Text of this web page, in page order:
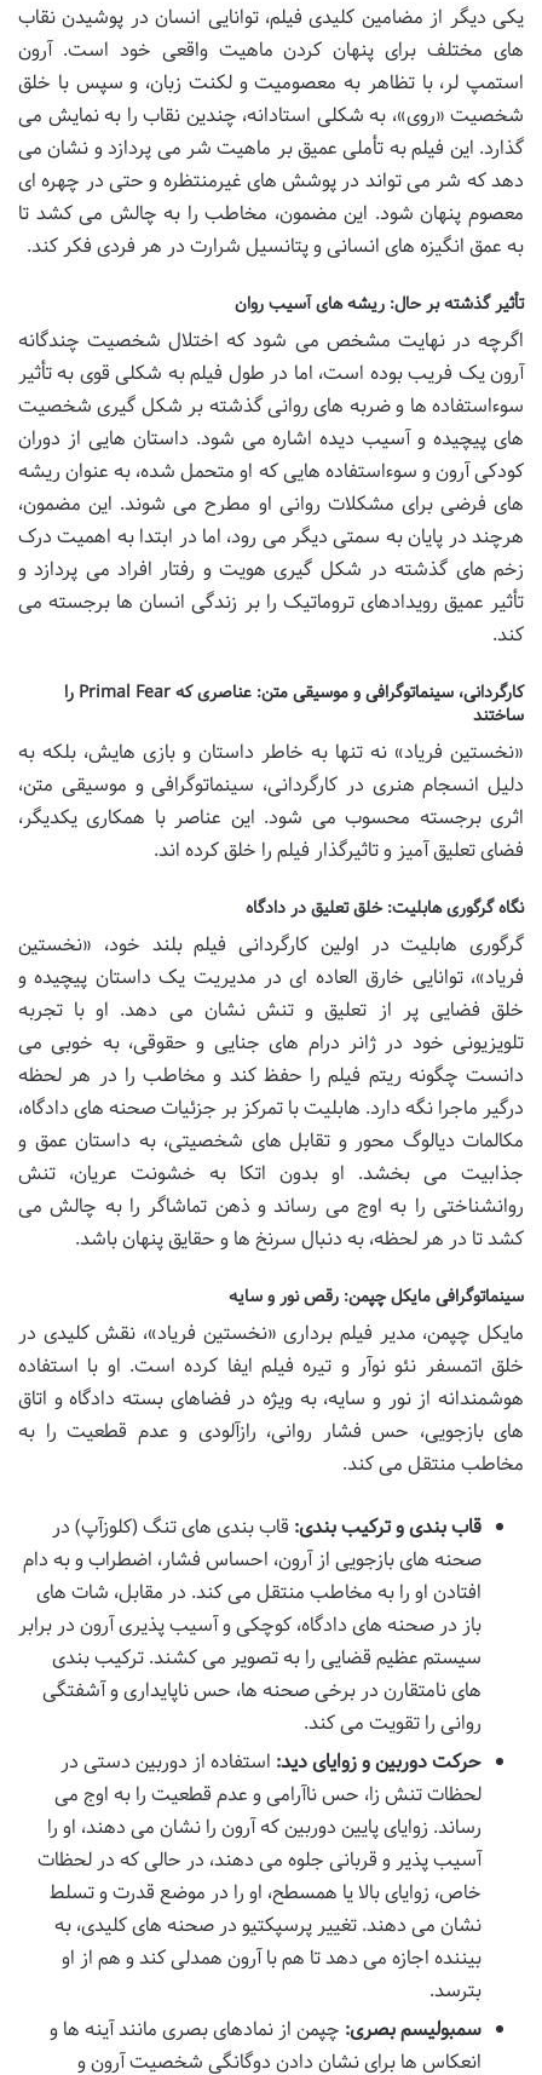
یکی دیگر از مضامین کلیدی فیلم، توانایی انسان در پوشیدن نقاب
های مختلف برای پنهان کردن ماهیت واقعی خود است. آرون
استمپ لر، با تظاهر به معصومیت و لکنت زبان، و سپس با خلق
شخصیت «روی»، به شکلی استادانه، چندین نقاب را به نمایش می
گذارد. این فیلم به تأملی عمیق بر ماهیت شر می پردازد و نشان می
دهد که شر می تواند در پوشش های غیرمنتظره و حتی در چهره ای
معصوم پنهان شود. این مضمون، مخاطب را به چالش می کشد تا
به عمق انگیزه های انسانی و پتانسیل شرارت در هر فردی فکر کند.
تأثیر گذشته بر حال: ریشه های آسیب روان
اگرچه در نهایت مشخص می شود که اختلال شخصیت چندگانه
آرون یک فریب بوده است، اما در طول فیلم به شکلی قوی به تأثیر
سوءاستفاده ها و ضربه های روانی گذشته بر شکل گیری شخصیت
های پیچیده و آسیب دیده اشاره می شود. داستان هایی از دوران
کودکی آرون و سوءاستفاده هایی که او متحمل شده، به عنوان ریشه
های فرضی برای مشکلات روانی او مطرح می شوند. این مضمون،
هرچند در پایان به سمتی دیگر می رود، اما در ابتدا به اهمیت درک
زخم های گذشته در شکل گیری هویت و رفتار افراد می پردازد و
تأثیر عمیق رویدادهای تروماتیک را بر زندگی انسان ها برجسته می
کند.
کارگردانی، سینماتوگرافی و موسیقی متن: عناصری که Primal Fear را
ساختند
«نخستین فریاد» نه تنها به خاطر داستان و بازی هایش، بلکه به
دلیل انسجام هنری در کارگردانی، سینماتوگرافی و موسیقی متن،
اثری برجسته محسوب می شود. این عناصر با همکاری یکدیگر،
فضای تعلیق آمیز و تاثیرگذار فیلم را خلق کرده اند.
نگاه گرگوری هابلیت: خلق تعلیق در دادگاه
گرگوری هابلیت در اولین کارگردانی فیلم بلند خود، «نخستین
فریاد»، توانایی خارق العاده ای در مدیریت یک داستان پیچیده و
خلق فضایی پر از تعلیق و تنش نشان می دهد. او با تجربه
تلویزیونی خود در ژانر درام های جنایی و حقوقی، به خوبی می
دانست چگونه ریتم فیلم را حفظ کند و مخاطب را در هر لحظه
درگیر ماجرا نگه دارد. هابلیت با تمرکز بر جزئیات صحنه های دادگاه،
مکالمات دیالوگ محور و تقابل های شخصیتی، به داستان عمق و
جذابیت می بخشد. او بدون اتکا به خشونت عریان، تنش
روانشناختی را به اوج می رساند و ذهن تماشاگر را به چالش می
کشد تا در هر لحظه، به دنبال سرنخ ها و حقایق پنهان باشد.
سینماتوگرافی مایکل چپمن: رقص نور و سایه
مایکل چپمن، مدیر فیلم برداری «نخستین فریاد»، نقش کلیدی در
خلق اتمسفر نئو نوآر و تیره فیلم ایفا کرده است. او با استفاده
هوشمندانه از نور و سایه، به ویژه در فضاهای بسته دادگاه و اتاق
های بازجویی، حس فشار روانی، رازآلودی و عدم قطعیت را به
مخاطب منتقل می کند.
قاب بندی و ترکیب بندی: قاب بندی های تنگ (کلوزآپ) در
صحنه های بازجویی از آرون، احساس فشار، اضطراب و به دام
افتادن او را به مخاطب منتقل می کند. در مقابل، شات های
باز در صحنه های دادگاه، کوچکی و آسیب پذیری آرون در برابر
سیستم عظیم قضایی را به تصویر می کشند. ترکیب بندی
های نامتقارن در برخی صحنه ها، حس ناپایداری و آشفتگی
روانی را تقویت می کند.
حرکت دوربین و زوایای دید: استفاده از دوربین دستی در
لحظات تنش زا، حس ناآرامی و عدم قطعیت را به اوج می
رساند. زوایای پایین دوربین که آرون را نشان می دهند، او را
آسیب پذیر و قربانی جلوه می دهند، در حالی که در لحظات
خاص، زوایای بالا یا همسطح، او را در موضع قدرت و تسلط
نشان می دهند. تغییر پرسپکتیو در صحنه های کلیدی، به
بیننده اجازه می دهد تا هم با آرون همدلی کند و هم از او
بترسد.
سمبولیسم بصری: چپمن از نمادهای بصری مانند آینه ها و
انعکاس ها برای نشان دادن دوگانگی شخصیت آرون و